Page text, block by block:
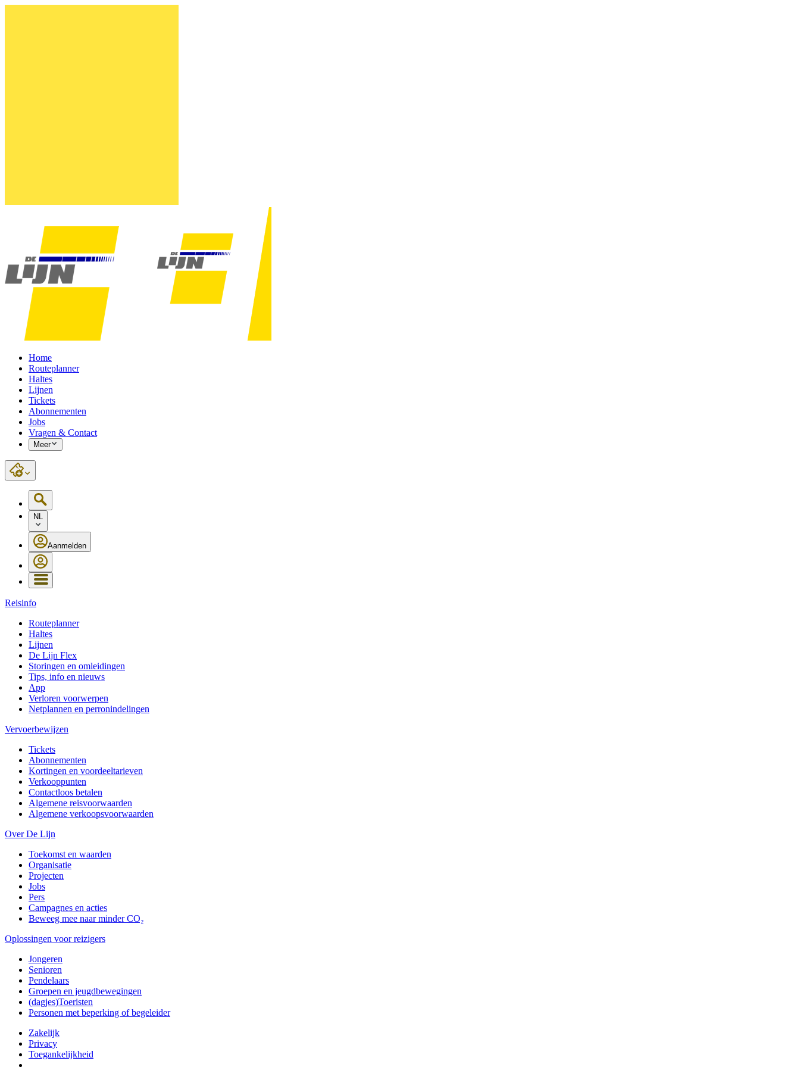
Home
Routeplanner
Haltes
Lijnen
Tickets
Abonnementen
Jobs
Vragen & Contact
Meer
NL
Aanmelden
Reisinfo
Routeplanner
Haltes
Lijnen
De Lijn Flex
Storingen en omleidingen
Tips, info en nieuws
App
Verloren voorwerpen
Netplannen en perronindelingen
Vervoerbewijzen
Tickets
Abonnementen
Kortingen en voordeeltarieven
Verkooppunten
Contactloos betalen
Algemene reisvoorwaarden
Algemene verkoopsvoorwaarden
Over De Lijn
Toekomst en waarden
Organisatie
Projecten
Jobs
Pers
Campagnes en acties
Beweeg mee naar minder CO₂
Oplossingen voor reizigers
Jongeren
Senioren
Pendelaars
Groepen en jeugdbewegingen
(dagjes)Toeristen
Personen met beperking of begeleider
Zakelijk
Privacy
Toegankelijkheid